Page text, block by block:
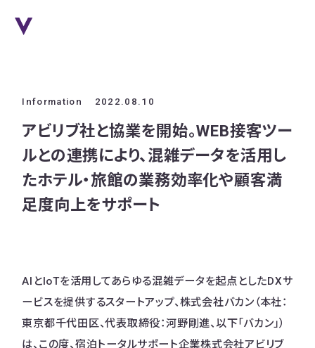
Information 2022.08.10
アビリブ社と協業を開始。WEB接客ツー
ルとの連携により、混雑データを活用し
たホテル・旅館の業務効率化や顧客満
足度向上をサポート
AIとIoTを活用してあらゆる混雑データを起点としたDXサ
ービスを提供するスタートアップ、株式会社バカン（本社：
東京都千代田区、代表取締役：河野剛進、以下「バカン」）
は、この度、宿泊トータルサポート企業株式会社アビリブ